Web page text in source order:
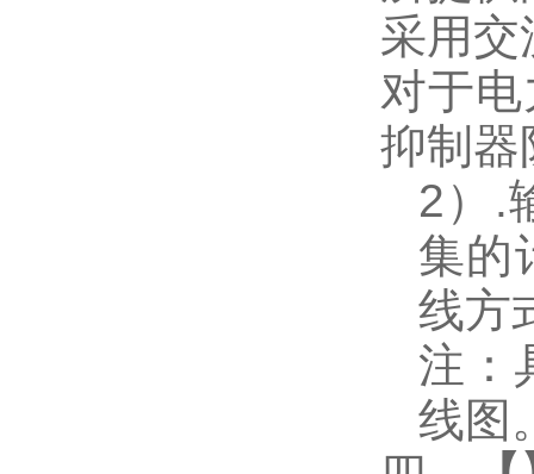
采用交
对于
抑制器
2 ） .
集的
线方
注：
线图